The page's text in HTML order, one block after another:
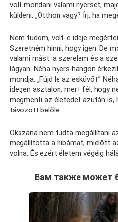
volt mondani valami nyerset,
küldeni: „Otthon vagy? Írj, ha
Nem tudom, volt-e ideje
Szeretném hinni, hogy igen. De
valami mást: a szerelem és a
lágyan. Néha nyers hangon
mondja: „Fújd le az esküvőt.”
idegen asztalon, mert fél, hogy
megmenti az életedet azután is,
távozott belőle.
Okszana nem tudta megállítani
megállította a hibámat, mielőtt
volna. És ezért életem végéig
Вам также может